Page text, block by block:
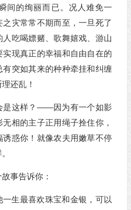
间的绚丽而已。况人难免一
灾常常不期而至，一旦死了
人吃喝嫖赌、歌舞嬉戏、游山
现真正的幸福和自由自在的
有突如其来的种种牵挂和纠缠
还乱！
是这样？——因为有一个如影
相的主子正用绳子拴住你，
诱惑你！就像农夫用嫩草不停
事告诉你：
生最喜欢珠宝和金银，可以